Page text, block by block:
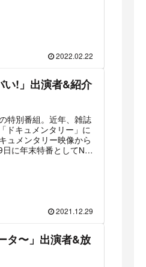
2022.02.22
い!」出演者&紹介
特別番組。近年、雑誌
ドキュメンタリー」に
ュメンタリー映像から
に年末特番としてNHK
2021.12.29
タ〜」出演者&放